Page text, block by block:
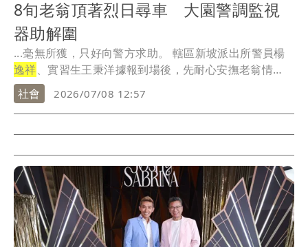
8旬老翁頂著烈日尋車 大園警調監視
器助解圍
...毫無所獲，只好向警方求助。 轄區新坡派出所警員楊
逸祥、實習生王秉洋據報到場後，先耐心安撫老翁情
緒，...
社會 2026/07/08 12:57